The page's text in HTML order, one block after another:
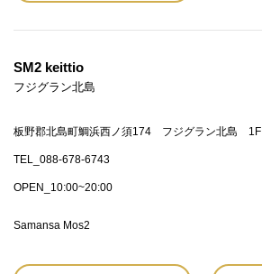
SM2 keittio
フジグラン北島
板野郡北島町鯛浜西ノ須174 フジグラン北島 1F
TEL_088-678-6743
OPEN_10:00~20:00
Samansa Mos2